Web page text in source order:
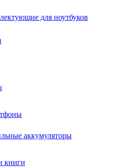
для ноутбуков
аккумуляторы
книги